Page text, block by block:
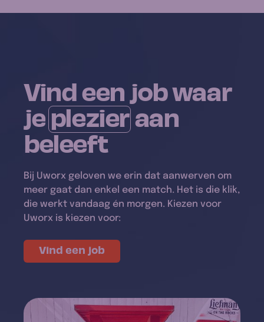
Vind een job waar
jeplezieraan
beleeft
Bij Uworx geloven we erin dat aanwerven om
meer gaat dan enkel een match. Het is die klik,
die werkt vandaag én morgen. Kiezen voor
Uworx is kiezen voor:
Vind een job